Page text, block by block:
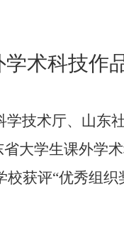
术科技作
技术厅、山东
大学生课外学
校获评“优秀组